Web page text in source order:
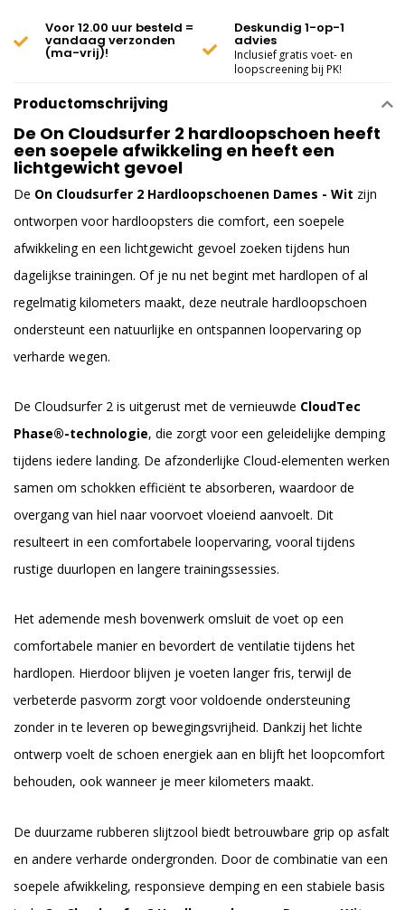
Voor 12.00 uur besteld =
vandaag verzonden
(ma-vrij)!
Deskundig 1-op-1
advies
Inclusief gratis voet- en
loopscreening bij PK!
Productomschrijving
De On Cloudsurfer 2 hardloopschoen heeft
een soepele afwikkeling en heeft een
lichtgewicht gevoel
De On Cloudsurfer 2 Hardloopschoenen Dames - Wit zijn
ontworpen voor hardloopsters die comfort, een soepele
afwikkeling en een lichtgewicht gevoel zoeken tijdens hun
dagelijkse trainingen. Of je nu net begint met hardlopen of al
regelmatig kilometers maakt, deze neutrale hardloopschoen
ondersteunt een natuurlijke en ontspannen loopervaring op
verharde wegen.
De Cloudsurfer 2 is uitgerust met de vernieuwde CloudTec
Phase®-technologie, die zorgt voor een geleidelijke demping
tijdens iedere landing. De afzonderlijke Cloud-elementen werken
samen om schokken efficiënt te absorberen, waardoor de
overgang van hiel naar voorvoet vloeiend aanvoelt. Dit
resulteert in een comfortabele loopervaring, vooral tijdens
rustige duurlopen en langere trainingssessies.
Het ademende mesh bovenwerk omsluit de voet op een
comfortabele manier en bevordert de ventilatie tijdens het
hardlopen. Hierdoor blijven je voeten langer fris, terwijl de
verbeterde pasvorm zorgt voor voldoende ondersteuning
zonder in te leveren op bewegingsvrijheid. Dankzij het lichte
ontwerp voelt de schoen energiek aan en blijft het loopcomfort
behouden, ook wanneer je meer kilometers maakt.
De duurzame rubberen slijtzool biedt betrouwbare grip op asfalt
en andere verharde ondergronden. Door de combinatie van een
soepele afwikkeling, responsieve demping en een stabiele basis